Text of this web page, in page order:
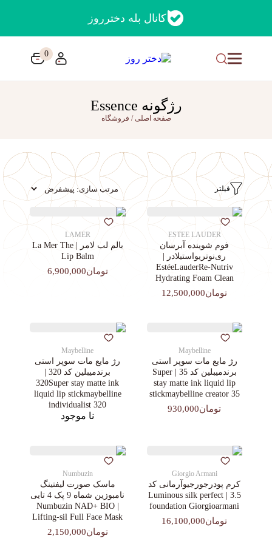
کانال بله دخترروز
0
رژگونه Essence
صفحه اصلی/ فروشگاه
فیلتر
ESTEE LAUDER
فوم شوینده آبرسان
ری‌نوتریواستیلادر |
EstéeLauderRe-Nutriv
Hydrating Foam Clean
تومان12,500,000
LAMER
بالم لب لامر | La Mer The
Lip Balm
تومان6,900,000
Maybelline
رژ مایع مات سوپر استی‌
برندمیبلین کد 35 | Super
stay matte ink liquid lip
stickmaybelline creator 35
تومان930,000
Maybelline
رژ مایع مات سوپر استی‌
برندمیبلین کد 320 |
320Super stay matte ink
liquid lip stickmaybelline
individualist 320
نا موجود
Giorgio Armani
کرم پودرجورجیوآرمانی کد
3.5 | Luminous silk perfect
foundation Giorgioarmani
تومان16,100,000
Numbuzin
ماسک صورت لیفتینگ
نامبوزین شماه 9 پک 4 تایی
| Numbuzin NAD+ BIO
Lifting-sil Full Face Mask
تومان2,150,000